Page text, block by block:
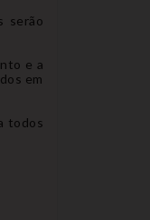
serão
e a
em
todos